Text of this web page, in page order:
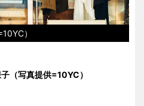
）
（写真提供=10YC）